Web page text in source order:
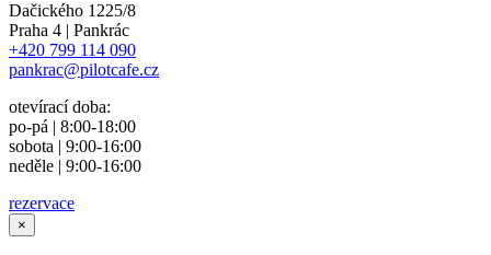
Dačického 1225/8
Praha 4 | Pankrác
+420 799 114 090
pankrac@pilotcafe.cz
otevírací doba:
po-pá | 8:00-18:00
sobota | 9:00-16:00
neděle | 9:00-16:00
rezervace
×